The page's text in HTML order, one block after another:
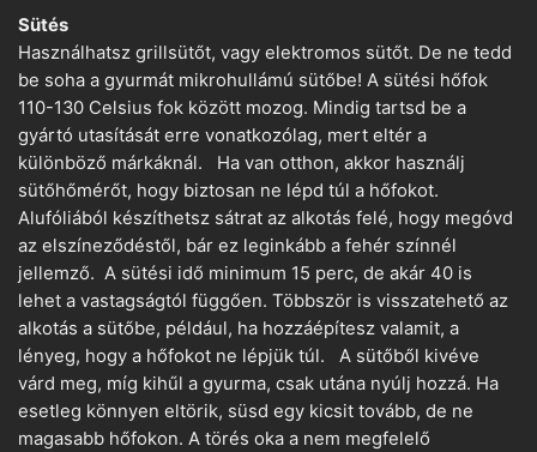
Sütés
Használhatsz grillsütőt, vagy elektromos sütőt. De ne tedd
be soha a gyurmát mikrohullámú sütőbe! A sütési hőfok
110-130 Celsius fok között mozog. Mindig tartsd be a
gyártó utasítását erre vonatkozólag, mert eltér a
különböző márkáknál. Ha van otthon, akkor használj
sütőhőmérőt, hogy biztosan ne lépd túl a hőfokot.
Alufóliából készíthetsz sátrat az alkotás felé, hogy megóvd
az elszíneződéstől, bár ez leginkább a fehér színnél
jellemző. A sütési idő minimum 15 perc, de akár 40 is
lehet a vastagságtól függően. Többször is visszatehető az
alkotás a sütőbe, például, ha hozzáépítesz valamit, a
lényeg, hogy a hőfokot ne lépjük túl. A sütőből kivéve
várd meg, míg kihűl a gyurma, csak utána nyúlj hozzá. Ha
esetleg könnyen eltörik, süsd egy kicsit tovább, de ne
magasabb hőfokon. A törés oka a nem megfelelő